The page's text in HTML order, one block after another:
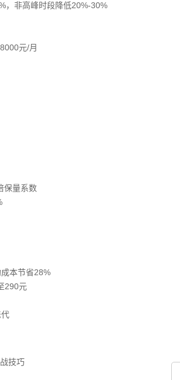
，非高峰时段降低20%-30%‌
元/月‌
保量系数‌
本节省28%‌
290元‌
技巧